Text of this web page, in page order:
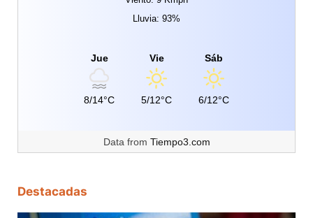
Lluvia: 93%
Jue
8/14°C
Vie
5/12°C
Sáb
6/12°C
Data from Tiempo3.com
Destacadas